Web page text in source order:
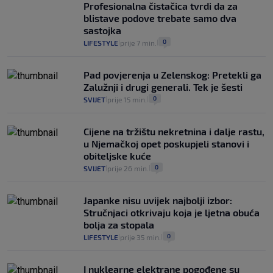
intervencije"
30. srp. 25
Profesionalna čistačica tvrdi da za
blistave podove trebate samo dva
sastojka
LIFESTYLE prije 7 min. 0
Pad povjerenja u Zelenskog: Pretekli ga
Zalužnji i drugi generali. Tek je šesti
SVIJET prije 15 min. 0
Cijene na tržištu nekretnina i dalje rastu,
u Njemačkoj opet poskupjeli stanovi i
obiteljske kuće
SVIJET prije 26 min. 0
Japanke nisu uvijek najbolji izbor:
Stručnjaci otkrivaju koja je ljetna obuća
bolja za stopala
LIFESTYLE prije 35 min. 0
I nuklearne elektrane pogođene su